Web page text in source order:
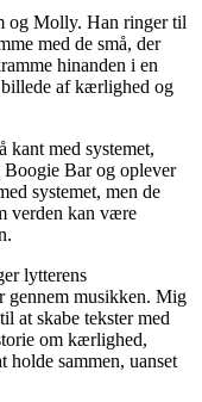
og Molly. Han ringer til
med de små, der
hinanden i en
af kærlighed og
kant med systemet,
Boogie Bar og oplever
systemet, men de
verden kan være
lytterens
gennem musikken. Mig
at skabe tekster med
om kærlighed,
holde sammen, uanset